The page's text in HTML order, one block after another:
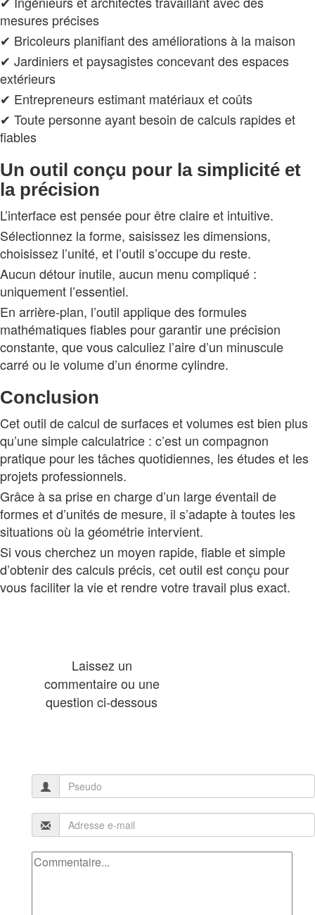
mesures précises
✔ Bricoleurs planifiant des améliorations à la maison
✔ Jardiniers et paysagistes concevant des espaces
extérieurs
✔ Entrepreneurs estimant matériaux et coûts
✔ Toute personne ayant besoin de calculs rapides et
fiables
Un outil conçu pour la simplicité et
la précision
L’interface est pensée pour être claire et intuitive.
Sélectionnez la forme, saisissez les dimensions,
choisissez l’unité, et l’outil s’occupe du reste.
Aucun détour inutile, aucun menu compliqué :
uniquement l’essentiel.
En arrière‑plan, l’outil applique des formules
mathématiques fiables pour garantir une précision
constante, que vous calculiez l’aire d’un minuscule
carré ou le volume d’un énorme cylindre.
Conclusion
Cet outil de calcul de surfaces et volumes est bien plus
qu’une simple calculatrice : c’est un compagnon
pratique pour les tâches quotidiennes, les études et les
projets professionnels.
Grâce à sa prise en charge d’un large éventail de
formes et d’unités de mesure, il s’adapte à toutes les
situations où la géométrie intervient.
Si vous cherchez un moyen rapide, fiable et simple
d’obtenir des calculs précis, cet outil est conçu pour
vous faciliter la vie et rendre votre travail plus exact.
Laissez un
commentaire ou une
question ci-dessous